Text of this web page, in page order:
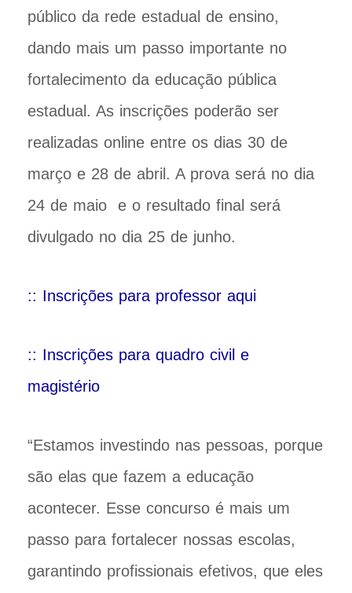
público da rede estadual de ensino,
dando mais um passo importante no
fortalecimento da educação pública
estadual. As inscrições poderão ser
realizadas online entre os dias 30 de
março e 28 de abril. A prova será no dia
24 de maio e o resultado final será
divulgado no dia 25 de junho.
:: Inscrições para professor aqui
:: Inscrições para quadro civil e
magistério
“Estamos investindo nas pessoas, porque
são elas que fazem a educação
acontecer. Esse concurso é mais um
passo para fortalecer nossas escolas,
garantindo profissionais efetivos, que eles